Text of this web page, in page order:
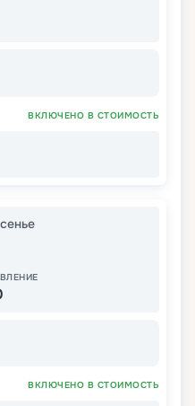
ВКЛЮЧЕНО В СТОИМОСТЬ
ВКЛЮЧЕНО В СТОИМОСТЬ